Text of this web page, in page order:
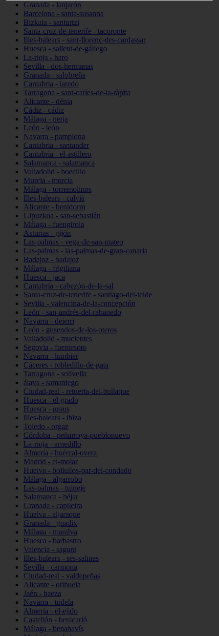
Granada - lanjarón
Barcelona - santa-susanna
Bizkaia - santurtzi
Santa-cruz-de-tenerife - tacoronte
Illes-balears - sant-llorenç-des-cardassar
Huesca - sallent-de-gállego
La-rioja - haro
Sevilla - dos-hermanas
Granada - salobreña
Cantabria - laredo
Tarragona - sant-carles-de-la-ràpita
Alicante - dénia
Cádiz - cádiz
Málaga - nerja
León - león
Navarra - pamplona
Cantabria - santander
Cantabria - el-astillero
Salamanca - salamanca
Valladolid - boecillo
Murcia - murcia
Málaga - torremolinos
Illes-balears - calvià
Alicante - benidorm
Gipuzkoa - san-sebastián
Málaga - fuengirola
Asturias - gijón
Las-palmas - vega-de-san-mateo
Las-palmas - las-palmas-de-gran-canaria
Badajoz - badajoz
Málaga - frigiliana
Huesca - jaca
Cantabria - cabezón-de-la-sal
Santa-cruz-de-tenerife - santiago-del-teide
Sevilla - valencina-de-la-concepción
León - san-andrés-del-rabanedo
Navarra - deierri
León - gusendos-de-los-oteros
Valladolid - mucientes
Segovia - fuentesoto
Navarra - lumbier
Cáceres - robledillo-de-gata
Tarragona - solivella
álava - samaniego
Ciudad-real - retuerta-del-bullaque
Huesca - el-grado
Huesca - graus
Illes-balears - ibiza
Toledo - orgaz
Córdoba - peñarroya-pueblonuevo
La-rioja - arnedillo
Almería - huércal-overa
Madrid - el-molar
Huelva - bollullos-par-del-condado
Málaga - algarrobo
Las-palmas - tuineje
Salamanca - béjar
Granada - capileira
Huelva - aljaraque
Granada - guadix
Málaga - manilva
Huesca - barbastro
Valencia - sagunt
Illes-balears - ses-salines
Sevilla - carmona
Ciudad-real - valdepeñas
Alicante - orihuela
Jaén - baeza
Navarra - tudela
Almería - el-ejido
Castellón - benicarló
Málaga - benahavís